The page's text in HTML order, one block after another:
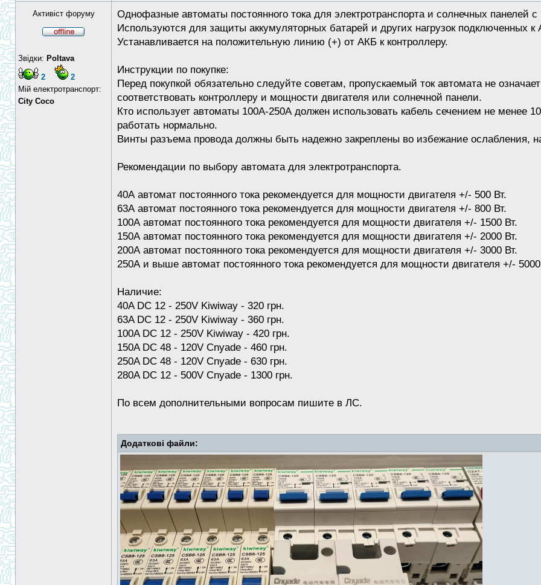
Активіст форуму
Звідки: Poltava
2
2
Мій електротранспорт:
City Coco
Однофазные автоматы постоянного тока для электротранспорта и солнечных панелей
Используются для защиты аккумуляторных батарей и других нагрузок подключенных к
Устанавливается на положительную линию (+) от АКБ к контроллеру.
Инструкции по покупке:
Перед покупкой обязательно следуйте советам, пропускаемый ток автомата не
соответствовать контроллеру и мощности двигателя или солнечной панели.
Кто использует автоматы 100А-250А должен использовать кабель сечением не менее
работать нормально.
Винты разъема провода должны быть надежно закреплены во избежание ослабления,
Рекомендации по выбору автомата для электротранспорта.
40А автомат постоянного тока рекомендуется для мощности двигателя +/- 500 Вт.
63А автомат постоянного тока рекомендуется для мощности двигателя +/- 800 Вт.
100А автомат постоянного тока рекомендуется для мощности двигателя +/- 1500 Вт.
150А автомат постоянного тока рекомендуется для мощности двигателя +/- 2000 Вт.
200А автомат постоянного тока рекомендуется для мощности двигателя +/- 3000 Вт.
250А и выше автомат постоянного тока рекомендуется для мощности двигателя +/-
Наличие:
40A DC 12 - 250V Kiwiway - 320 грн.
63A DC 12 - 250V Kiwiway - 360 грн.
100A DC 12 - 250V Kiwiway - 420 грн.
150A DC 48 - 120V Cnyade - 460 грн.
250A DC 48 - 120V Cnyade - 630 грн.
280A DC 12 - 500V Cnyade - 1300 грн.
По всем дополнительными вопросам пишите в ЛС.
Додаткові файли: